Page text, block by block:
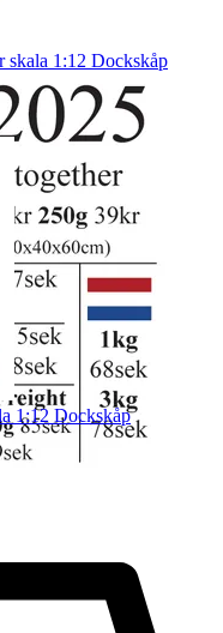
skala 1:12 Dockskåp
1:12 Dockskåp